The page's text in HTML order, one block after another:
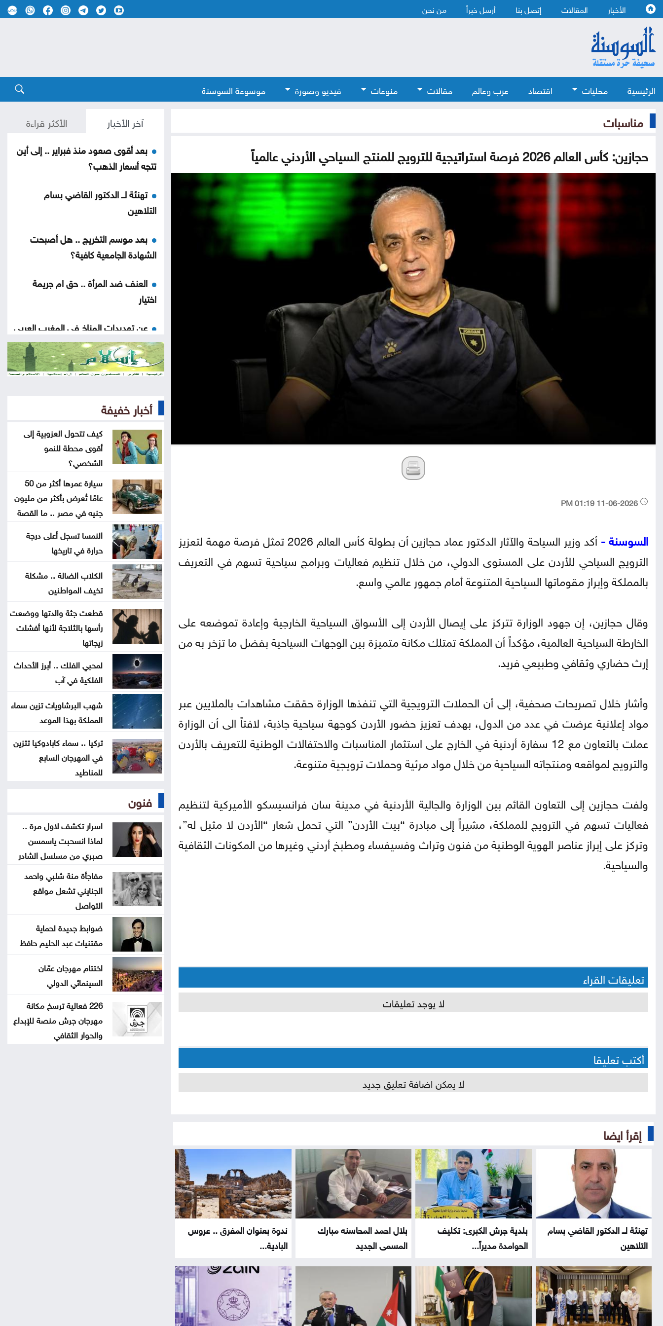
الأخبار المقالات إتصل بنا أرسل خبراً من نحن
الرئيسية محليات اقتصاد عرب وعالم مقالات منوعات فيديو وصورة موسوعة السوسنة
مناسبات
حجازين: كأس العالم 2026 فرصة استراتيجية للترويج للمنتج السياحي الأردني عالمياً
السوسنة -
أكد وزير السياحة والآثار الدكتور عماد حجازين أن بطولة كأس العالم 2026 تمثل فرصة مهمة لتعزيز
الترويج السياحي للأردن على المستوى الدولي، من خلال تنظيم فعاليات وبرامج سياحية تسهم في التعريف
بالمملكة وإبراز مقوماتها السياحية المتنوعة أمام جمهور عالمي واسع.
وقال حجازين، إن جهود الوزارة تتركز على إيصال الأردن إلى الأسواق السياحية الخارجية وإعادة تموضعه على
الخارطة السياحية العالمية، مؤكداً أن المملكة تمتلك مكانة متميزة بين الوجهات السياحية بفضل ما تزخر به من
إرث حضاري وثقافي وطبيعي فريد.
وأشار خلال تصريحات صحفية، إلى أن الحملات الترويجية التي تنفذها الوزارة حققت مشاهدات بالملايين عبر
مواد إعلانية عرضت في عدد من الدول، بهدف تعزيز حضور الأردن كوجهة سياحية جاذبة، لافتاً الى أن الوزارة
عملت بالتعاون مع 12 سفارة أردنية في الخارج على استثمار المناسبات والاحتفالات الوطنية للتعريف بالأردن
والترويج لمواقعه ومنتجاته السياحية من خلال مواد مرئية وحملات ترويجية متنوعة.
ولفت حجازين إلى التعاون القائم بين الوزارة والجالية الأردنية في مدينة سان فرانسيسكو الأميركية لتنظيم
فعاليات تسهم في الترويج للمملكة، مشيراً إلى مبادرة “بيت الأردن” التي تحمل شعار “الأردن لا مثيل له”،
وتركز على إبراز عناصر الهوية الوطنية من فنون وتراث وفسيفساء ومطبخ أردني وغيرها من المكونات الثقافية
والسياحية.
تعليقات القراء
لا يوجد تعليقات
أكتب تعليقا
لا يمكن اضافة تعليق جديد
إقرأ ايضا
تهنئة لــ الدكتور القاضي بسام
التلاهين
بلدية جرش الكبرى: تكليف
الحوامدة مديراً...
بلال احمد المحاسنه مبارك
المسمى الجديد
ندوة بعنوان المفرق .. عروس
البادية...
آخر الأخبار الأكثر قراءة
بعد أقوى صعود منذ فبراير .. إلى أين
تتجه أسعار الذهب؟
تهنئة لــ الدكتور القاضي بسام
التلاهين
بعد موسم التخريج .. هل أصبحت
الشهادة الجامعية كافية؟
العنف ضد المرأة .. حق ام جريمة
اختيار
عن تهديدات المناخ في المغرب العربي
أخيراً العالم يكتشف سبتة
من كريم خان إلى بيدرو سانشيز…
كلفة الوقوف مع فلسطين
جون إسبوزيتو ومجتمعات الإسلام:
دراسة حديثة: التحدث بأكثر من لغة
يبطئ الشيخوخة البيولوجية للدماغ
لا تغيير على موعد العودة للمدارس
تركيا والسعودية وباكستان تعتزم
توقيع اتفاقية دفاع مشترك
النفط يرتفع 3 دولارات مع دراسة
إيران حظر عبور سفن أميركية وإسرائيلية
مضيق هرمز
ترامب يوقع أمرا تنفيذيا يهدف لتقييد
حق اكتساب الجنسية الأميركية بالولادة
مدنيا في نجران جراء هجمات حوثية
أخبار خفيفة
كيف تتحول العزوبية إلى
أقوى محطة للنمو
الشخصي؟
سيارة عمرها أكثر من 50
عامًا تُعرض بأكثر من مليون
جنيه في مصر .. ما القصة
النمسا تسجل أعلى درجة
حرارة في تاريخها
الكلاب الضالة .. مشكلة
تخيف المواطنين
قطعت جثة والدتها ووضعت
رأسها بالثلاجة لأنها أفشلت
زيجاتها
لمحبي الفلك .. أبرز الأحداث
الفلكية في آب
شهب البرشاويات تزين سماء
المملكة بهذا الموعد
تركيا .. سماء كابادوكيا تتزين
في المهرجان السابع
للمناطيد
فنون
اسرار تكشف لاول مرة ..
لماذا انسحبت ياسمسن
صبري من مسلسل الشادر
مفاجأة منة شلبي واحمد
الجنايني تشعل مواقع
التواصل
ضوابط جديدة لحماية
مقتنيات عبد الحليم حافظ
اختتام مهرجان عمّان
السينمائي الدولي
226 فعالية ترسخ مكانة
مهرجان جرش منصة للإبداع
والحوار الثقافي